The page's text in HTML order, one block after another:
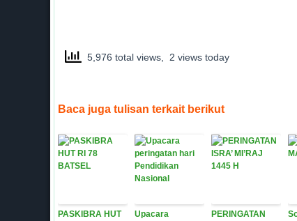
5,976 total views, 2 views today
Baca juga tulisan terkait berikut
PASKIBRA HUT
Upacara
PERINGATAN